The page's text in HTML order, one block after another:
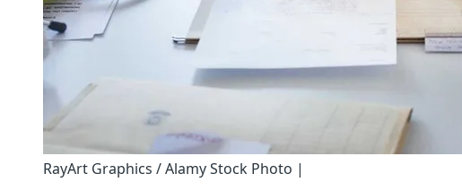
RayArt Graphics / Alamy Stock Photo |